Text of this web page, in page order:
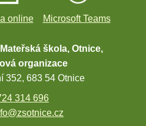
online Microsoft Teams
škola, Otnice,
organizace
352, 683 54 Otnice
314 696